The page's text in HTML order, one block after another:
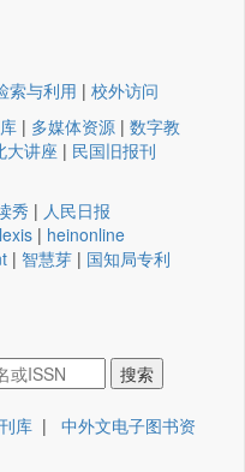
索与利用 | 校外访问
| 多媒体资源 | 数字教
大讲座 | 民国旧报刊
秀 | 人民日报
lexis | heinonline
| 智慧芽 | 国知局专利
库 | 中外文电子图书资